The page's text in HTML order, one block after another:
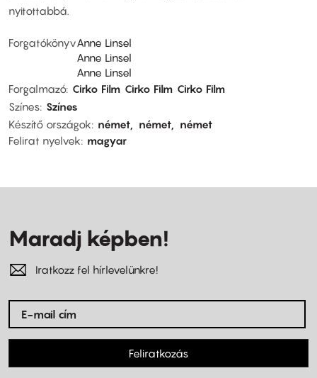
nyitottabbá.
ForgatókönyvAnne Linsel
Anne Linsel
Anne Linsel
Forgalmazó Cirko Film Cirko Film Cirko Film
Színes Színes
Készítő országok
német német
német
Felirat nyelvek
magyar
Maradj képben!
Iratkozz fel hírlevelünkre!
Feliratkozás